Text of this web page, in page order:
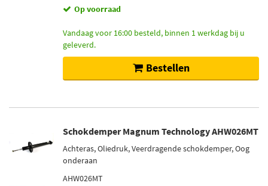
Op voorraad
Vandaag voor 16:00 besteld, binnen 1 werkdag bij u
geleverd.
Bestellen
Schokdemper Magnum Technology AHW026MT
Achteras, Oliedruk, Veerdragende schokdemper, Oog
onderaan
AHW026MT